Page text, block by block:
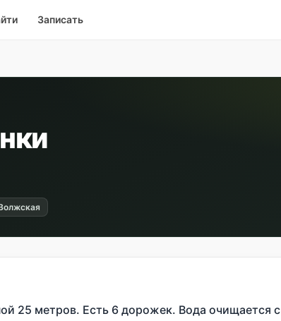
Записать
25 метров. Есть 6 дорожек. Вода очищается с